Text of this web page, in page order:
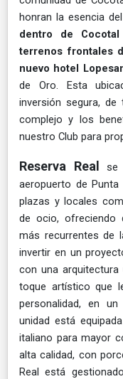
honran la esencia
dentro de
terrenos frontales
nuevo hotel
de Oro. Esta
inversión segura,
complejo y los
nuestro Club para
Reserva Real se
aeropuerto de
plazas y locales
de ocio, ofreciendo
más recurrentes de
invertir en un
con una
toque artístico que
personalidad, en
unidad está
italiano para mayor
alta calidad, con
Real está